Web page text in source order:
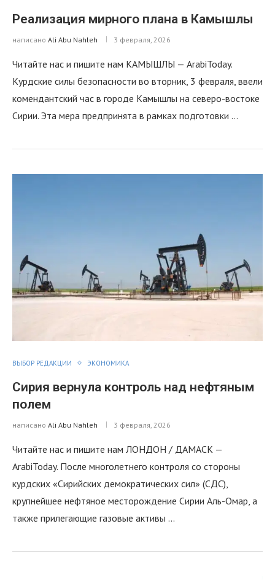
Реализация мирного плана в Камышлы
написано Ali Abu Nahleh 3 февраля, 2026
Читайте нас и пишите нам КАМЫШЛЫ — ArabiToday.
Курдские силы безопасности во вторник, 3 февраля, ввели
комендантский час в городе Камышлы на северо-востоке
Сирии. Эта мера предпринята в рамках подготовки …
ВЫБОР РЕДАКЦИИ ЭКОНОМИКА
Сирия вернула контроль над нефтяным
полем
написано Ali Abu Nahleh 3 февраля, 2026
Читайте нас и пишите нам ЛОНДОН / ДАМАСК —
ArabiToday. После многолетнего контроля со стороны
курдских «Сирийских демократических сил» (СДС),
крупнейшее нефтяное месторождение Сирии Аль-Омар, а
также прилегающие газовые активы …